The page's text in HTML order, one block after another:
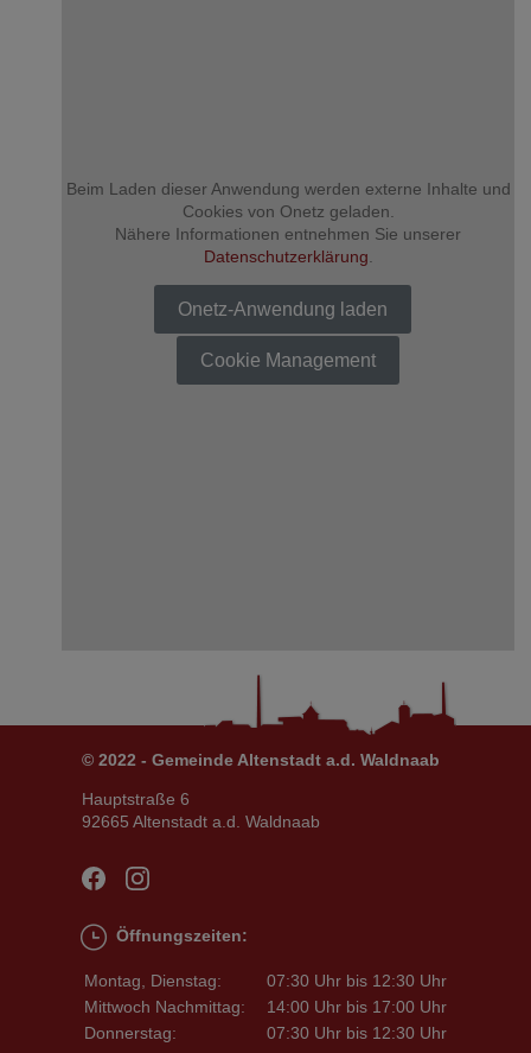
Beim Laden dieser Anwendung werden externe Inhalte und
Cookies von Onetz geladen.
Nähere Informationen entnehmen Sie unserer
Datenschutzerklärung
Onetz-Anwendung laden
Cookie Management
© 2022 - Gemeinde Altenstadt a.d. Waldnaab
Hauptstraße 6
92665 Altenstadt a.d. Waldnaab
Öffnungszeiten:
Montag, Dienstag:
07:30 Uhr bis 12:30 Uhr
Mittwoch Nachmittag:
14:00 Uhr bis 17:00 Uhr
Donnerstag:
07:30 Uhr bis 12:30 Uhr